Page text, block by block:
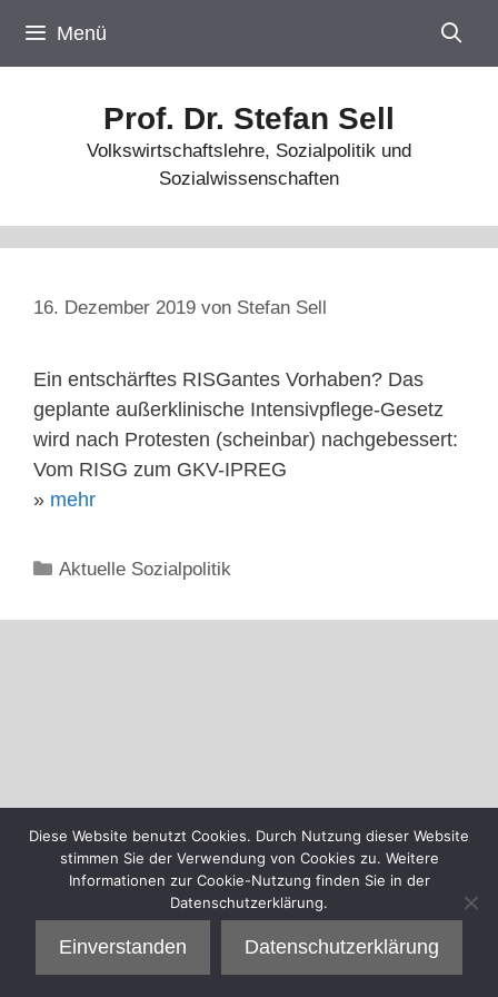
Inhalt
springen
Menü
Prof. Dr. Stefan Sell
Volkswirtschaftslehre, Sozialpolitik und
Sozialwissenschaften
16. Dezember 2019 von Stefan Sell
Ein entschärftes RISGantes Vorhaben? Das
geplante außerklinische Intensivpflege-Gesetz
wird nach Protesten (scheinbar) nachgebessert:
Vom RISG zum GKV-IPREG
» mehr
Kategorien
Aktuelle Sozialpolitik
Diese Website benutzt Cookies. Durch Nutzung dieser Website
stimmen Sie der Verwendung von Cookies zu. Weitere
Informationen zur Cookie-Nutzung finden Sie in der
Datenschutzerklärung.
Einverstanden Datenschutzerklärung